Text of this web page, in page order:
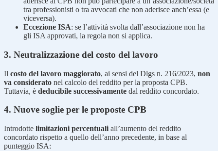
tra professionisti o tra avvocati che non aderisce anch’essa (e
viceversa).
Eccezione ISA: se l’attività svolta dall’associazione non ha
gli ISA approvati, la regola non si applica.
3. Neutralizzazione del costo del lavoro
Il costo del lavoro maggiorato, ai sensi del Dlgs n. 216/2023, non
va considerato nel calcolo del reddito per la proposta CPB.
Tuttavia, è deducibile successivamente dal reddito concordato.
4. Nuove soglie per le proposte CPB
Introdotte limitazioni percentuali all’aumento del reddito
concordato rispetto a quello dell’anno precedente, in base al
punteggio ISA: